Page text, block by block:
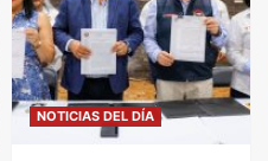
NOTICIAS DEL DÍA